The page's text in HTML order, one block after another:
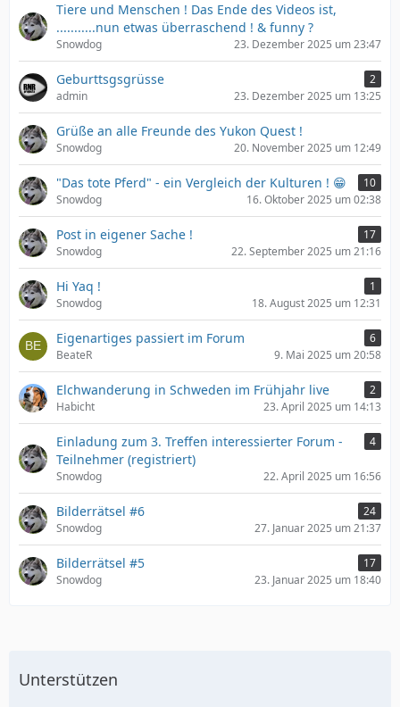
Tiere und Menschen ! Das Ende des Videos ist,
...........nun etwas überraschend ! & funny ?
Snowdog 23. Dezember 2025 um 23:47
Geburttsgsgrüsse
2
admin
23. Dezember 2025 um 13:25
Grüße an alle Freunde des Yukon Quest !
Snowdog 20. November 2025 um 12:49
"Das tote Pferd" - ein Vergleich der Kulturen ! 😁
10
Snowdog
16. Oktober 2025 um 02:38
Post in eigener Sache !
17
Snowdog
22. September 2025 um 21:16
Hi Yaq !
1
Snowdog
18. August 2025 um 12:31
Eigenartiges passiert im Forum
6
BeateR
9. Mai 2025 um 20:58
Elchwanderung in Schweden im Frühjahr live
2
Habicht
23. April 2025 um 14:13
Einladung zum 3. Treffen interessierter Forum -
Teilnehmer (registriert)
4
Snowdog 22. April 2025 um 16:56
Bilderrätsel #6
24
Snowdog
27. Januar 2025 um 21:37
Bilderrätsel #5
17
Snowdog
23. Januar 2025 um 18:40
Unterstützen